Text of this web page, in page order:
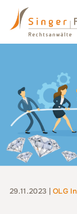
29.11.2023 |OLG